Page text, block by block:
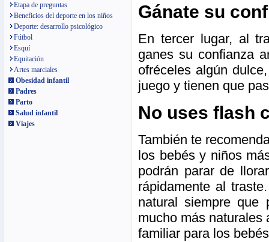
Etapa de preguntas
Beneficios del deporte en los niños
Deporte: desarrollo psicológico
Fútbol
Esquí
Equitación
Artes marciales
Obesidad infantil
Padres
Parto
Salud infantil
Viajes
Gánate su
En tercer lugar, al
ganes su confianza
ofréceles algún
juego y tienen que
No uses flash
También te
los bebés y niños
podrán parar de
rápidamente al
natural siempre que
mucho más naturales
familiar para los